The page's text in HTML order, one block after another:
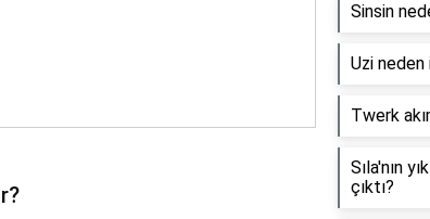
Sinsin
Uzi
Twerk
Sıla'nın
çıktı?